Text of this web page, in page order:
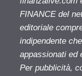
FINANCE del
editoriale
indipendente
appassionati ed
Per pubblicità,